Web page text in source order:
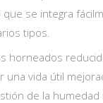
se integra
tipos.
horneados
una vida útil
de la humedad